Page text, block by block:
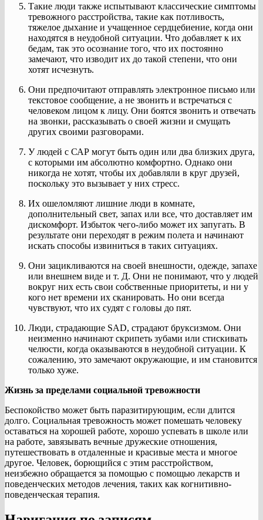
Такие люди также испытывают классические симптомы
тревожного расстройства, такие как потливость,
тяжелое дыхание и учащенное сердцебиение, когда они
находятся в неудобной ситуации. Что добавляет к их
бедам, так это осознание того, что их постоянно
замечают, что изводит их до такой степени, что они
хотят исчезнуть.
Они предпочитают отправлять электронное письмо или
текстовое сообщение, а не звонить и встречаться с
человеком лицом к лицу. Они боятся звонить и отвечать
на звонки, рассказывать о своей жизни и смущать
других своими разговорами.
У людей с САР могут быть один или два близких друга,
с которыми им абсолютно комфортно. Однако они
никогда не хотят, чтобы их добавляли в круг друзей,
поскольку это вызывает у них стресс.
Их ошеломляют лишние люди в комнате,
дополнительный свет, запах или все, что доставляет им
дискомфорт. Избыток чего-либо может их запугать. В
результате они переходят в режим полета и начинают
искать способы извиниться в таких ситуациях.
Они зацикливаются на своей внешности, одежде, запахе
или внешнем виде и т. Д. Они не понимают, что у людей
вокруг них есть свои собственные приоритеты, и ни у
кого нет времени их сканировать. Но они всегда
чувствуют, что их судят с головы до пят.
Люди, страдающие SAD, страдают бруксизмом. Они
неизменно начинают скрипеть зубами или стискивать
челюсти, когда оказываются в неудобной ситуации. К
сожалению, это замечают окружающие, и им становится
только хуже.
Жизнь за пределами социальной тревожности
Беспокойство может быть паразитирующим, если длится
долго. Социальная тревожность может помешать человеку
оставаться на хорошей работе, хорошо успевать в школе или
на работе, завязывать вечные дружеские отношения,
путешествовать в отдаленные и красивые места и многое
другое. Человек, борющийся с этим расстройством,
неизбежно обращается за помощью с помощью лекарств и
поведенческих методов лечения, таких как когнитивно-
поведенческая терапия.